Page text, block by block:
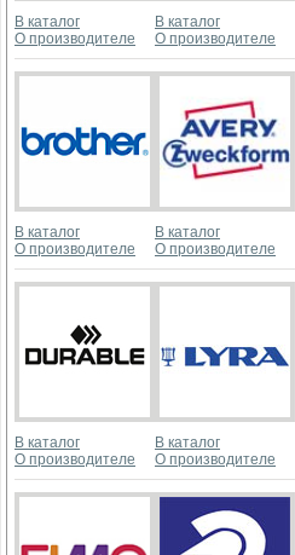
В каталог
О производителе
В каталог
О производителе
В каталог
О производителе
В каталог
О производителе
В каталог
О производителе
В каталог
О производителе